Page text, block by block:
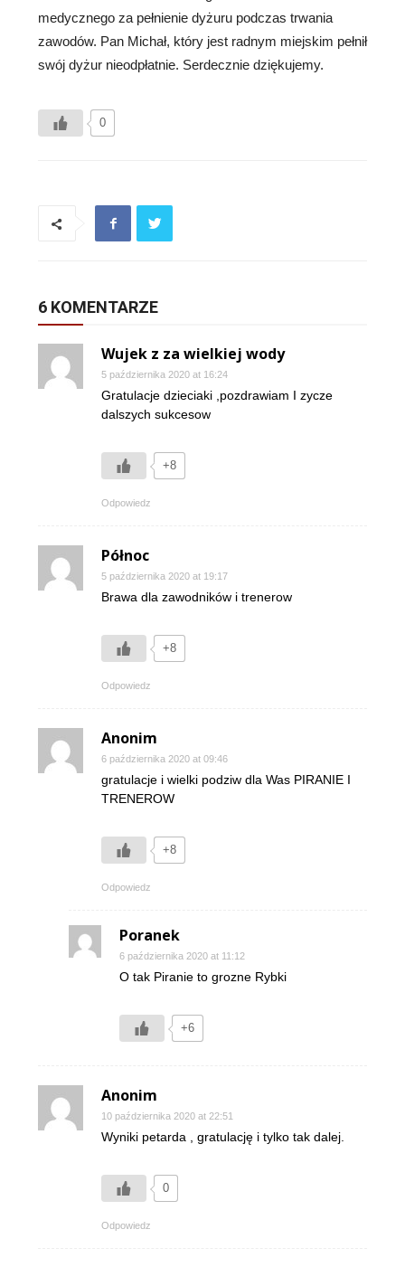
medycznego za pełnienie dyżuru podczas trwania
zawodów. Pan Michał, który jest radnym miejskim pełnił
swój dyżur nieodpłatnie. Serdecznie dziękujemy.
0
6 KOMENTARZE
Wujek z za wielkiej wody
5 października 2020 at 16:24
Gratulacje dzieciaki ,pozdrawiam I zycze
dalszych sukcesow
+8
Odpowiedz
Północ
5 października 2020 at 19:17
Brawa dla zawodników i trenerow
+8
Odpowiedz
Anonim
6 października 2020 at 09:46
gratulacje i wielki podziw dla Was PIRANIE I
TRENEROW
+8
Odpowiedz
Poranek
6 października 2020 at 11:12
O tak Piranie to grozne Rybki
+6
Anonim
10 października 2020 at 22:51
Wyniki petarda , gratulację i tylko tak dalej.
0
Odpowiedz